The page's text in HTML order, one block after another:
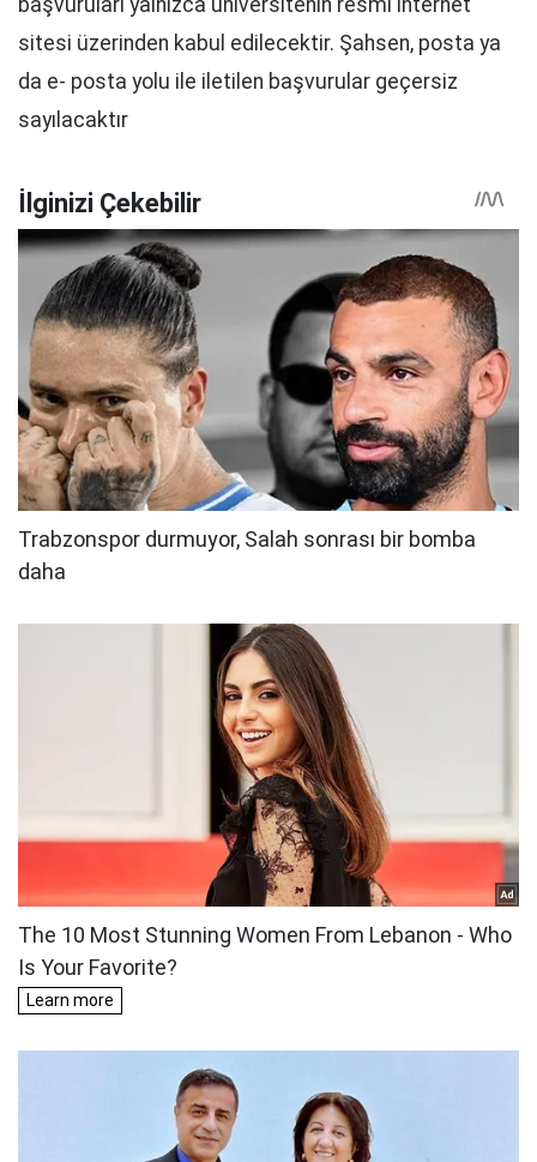
başvuruları yalnızca üniversitenin resmi internet
sitesi üzerinden kabul edilecektir. Şahsen, posta ya
da e- posta yolu ile iletilen başvurular geçersiz
sayılacaktır